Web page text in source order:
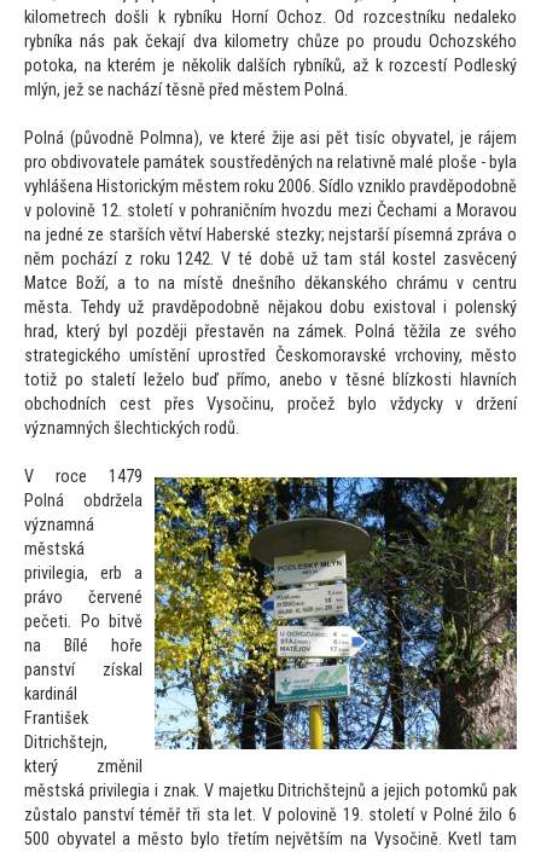
kilometrech došli k rybníku Horní Ochoz. Od rozcestníku nedaleko
rybníka nás pak čekají dva kilometry chůze po proudu Ochozského
potoka, na kterém je několik dalších rybníků, až k rozcestí Podleský
mlýn, jež se nachází těsně před městem Polná.
Polná (původně Polmna), ve které žije asi pět tisíc obyvatel, je rájem
pro obdivovatele památek soustředěných na relativně malé ploše - byla
vyhlášena Historickým městem roku 2006. Sídlo vzniklo pravděpodobně
v polovině 12. století v pohraničním hvozdu mezi Čechami a Moravou
na jedné ze starších větví Haberské stezky; nejstarší písemná zpráva o
něm pochází z roku 1242. V té době už tam stál kostel zasvěcený
Matce Boží, a to na místě dnešního děkanského chrámu v centru
města. Tehdy už pravděpodobně nějakou dobu existoval i polenský
hrad, který byl později přestavěn na zámek. Polná těžila ze svého
strategického umístění uprostřed Českomoravské vrchoviny, město
totiž po staletí leželo buď přímo, anebo v těsné blízkosti hlavních
obchodních cest přes Vysočinu, pročež bylo vždycky v držení
významných šlechtických rodů.
V roce 1479
Polná obdržela
významná
městská
privilegia, erb a
právo červené
pečeti. Po bitvě
na Bílé hoře
panství získal
kardinál
František
Ditrichštejn,
který změnil
městská privilegia i znak. V majetku Ditrichštejnů a jejich potomků pak
zůstalo panství téměř tři sta let. V polovině 19. století v Polné žilo 6
500 obyvatel a město bylo třetím největším na Vysočině. Kvetl tam